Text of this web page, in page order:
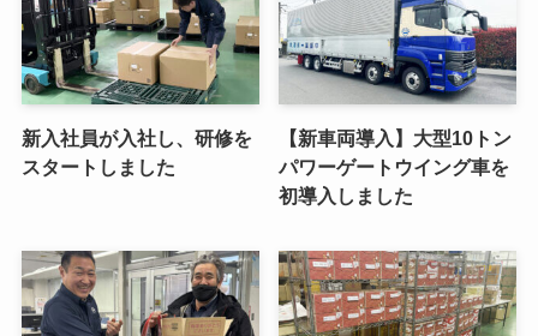
新入社員が入社し、研修を
スタートしました
【新車両導入】大型10トン
パワーゲートウイング車を
初導入しました